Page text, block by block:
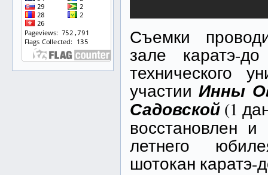
Съемки
зале каратэ-до
технического
участииИнны
Садовской(1
восстановлен
летнего
шотокан каратэ-